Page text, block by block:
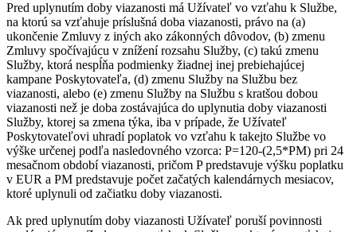
Pred uplynutím doby viazanosti má Užívateľ vo vzťahu k Službe,
na ktorú sa vzťahuje príslušná doba viazanosti, právo na (a)
ukončenie Zmluvy z iných ako zákonných dôvodov, (b) zmenu
Zmluvy spočívajúcu v znížení rozsahu Služby, (c) takú zmenu
Služby, ktorá nespĺňa podmienky žiadnej inej prebiehajúcej
kampane Poskytovateľa, (d) zmenu Služby na Službu bez
viazanosti, alebo (e) zmenu Služby na Službu s kratšou dobou
viazanosti než je doba zostávajúca do uplynutia doby viazanosti
Služby, ktorej sa zmena týka, iba v prípade, že Užívateľ
Poskytovateľovi uhradí poplatok vo vzťahu k takejto Službe vo
výške určenej podľa nasledovného vzorca: P=120-(2,5*PM) pri 24
mesačnom období viazanosti, pričom P predstavuje výšku poplatku
v EUR a PM predstavuje počet začatých kalendárnych mesiacov,
ktoré uplynuli od začiatku doby viazanosti.
Ak pred uplynutím doby viazanosti Užívateľ poruší povinnosti